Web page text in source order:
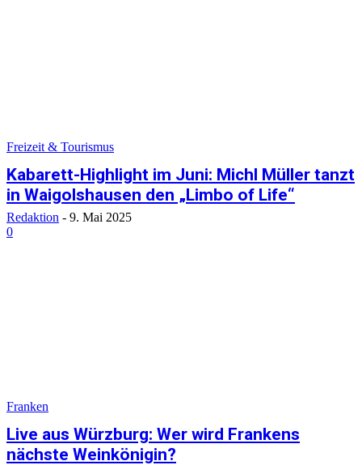
Freizeit & Tourismus
Kabarett-Highlight im Juni: Michl Müller tanzt
in Waigolshausen den „Limbo of Life“
Redaktion - 9. Mai 2025
0
Franken
Live aus Würzburg: Wer wird Frankens
nächste Weinkönigin?